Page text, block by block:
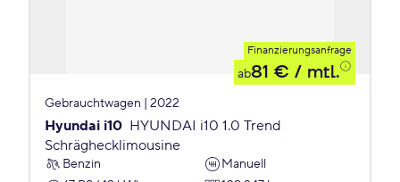
Finanzierungsanfrage
ab81 € / mtl.
Gebrauchtwagen | 2022
Hyundai i10 HYUNDAI i10 1.0 Trend
Schräghecklimousine
Benzin
Manuell